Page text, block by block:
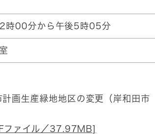
時00分から午後5時05分
画生産緑地地区の変更（岸和田市
ファイル／37.97MB]